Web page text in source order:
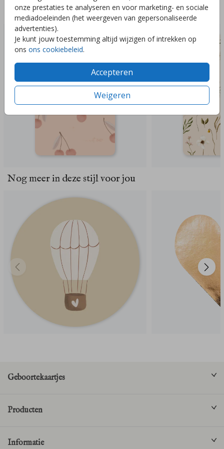
onze prestaties te analyseren en voor marketing- en sociale
mediadoeleinden (het weergeven van gepersonaliseerde
advertenties).
Je kunt jouw toestemming altijd wijzigen of intrekken op
ons ons cookiebeleid.
Accepteren
Weigeren
Deze ontwerpen vind je misschien ook leuk
Nog meer in deze stijl voor jou
Geboortekaartjes
Producten
Informatie